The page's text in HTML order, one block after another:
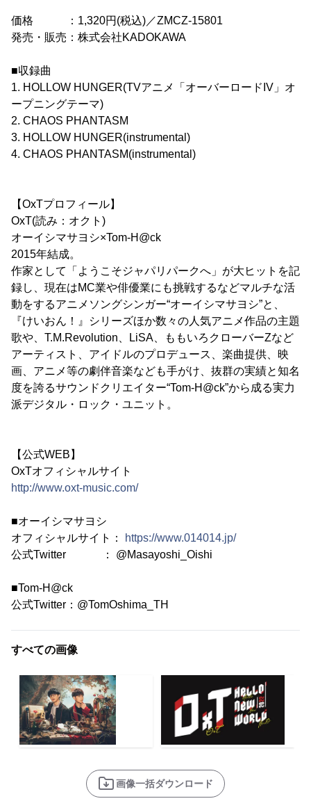
価格 ：1,320円(税込)／ZMCZ-15801
発売・販売：株式会社KADOKAWA
■収録曲
1. HOLLOW HUNGER(TVアニメ「オーバーロードIV」オ
ープニングテーマ)
2. CHAOS PHANTASM
3. HOLLOW HUNGER(instrumental)
4. CHAOS PHANTASM(instrumental)
【OxTプロフィール】
OxT(読み：オクト)
オーイシマサヨシ×Tom-H@ck
2015年結成。
作家として「ようこそジャパリパークへ」が大ヒットを記
録し、現在はMC業や俳優業にも挑戦するなどマルチな活
動をするアニメソングシンガー“オーイシマサヨシ”と、
『けいおん！』シリーズほか数々の人気アニメ作品の主題
歌や、T.M.Revolution、LiSA、ももいろクローバーZなど
アーティスト、アイドルのプロデュース、楽曲提供、映
画、アニメ等の劇伴音楽なども手がけ、抜群の実績と知名
度を誇るサウンドクリエイター“Tom-H@ck”から成る実力
派デジタル・ロック・ユニット。
【公式WEB】
OxTオフィシャルサイト
http://www.oxt-music.com/
■オーイシマサヨシ
オフィシャルサイト：
https://www.014014.jp/
公式Twitter ： @Masayoshi_Oishi
■Tom-H@ck
公式Twitter：@TomOshima_TH
すべての画像
画像一括ダウンロード